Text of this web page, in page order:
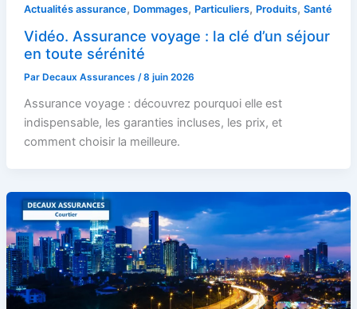
Actualités assurance, Dommages, Particuliers, Produits, Santé
Vidéo. Assurance voyage : la clé d’un séjour
en toute sérénité
Par Decaux Assurances /8 juin 2026
Assurance voyage : découvrez pourquoi elle est
indispensable, les garanties incluses, les prix, et
comment choisir la meilleure.